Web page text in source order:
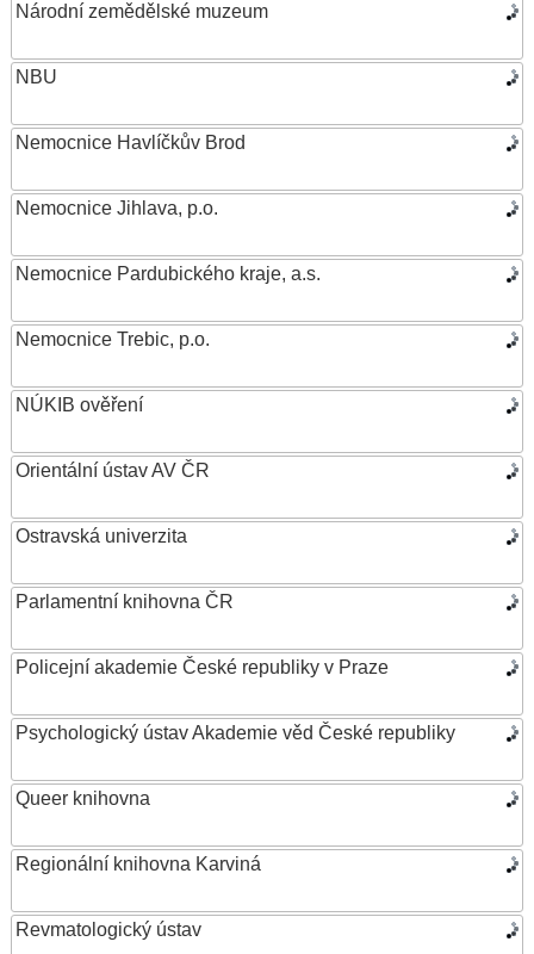
Národní zemědělské muzeum
NBU
Nemocnice Havlíčkův Brod
Nemocnice Jihlava, p.o.
Nemocnice Pardubického kraje, a.s.
Nemocnice Trebic, p.o.
NÚKIB ověření
Orientální ústav AV ČR
Ostravská univerzita
Parlamentní knihovna ČR
Policejní akademie České republiky v Praze
Psychologický ústav Akademie věd České republiky
Queer knihovna
Regionální knihovna Karviná
Revmatologický ústav